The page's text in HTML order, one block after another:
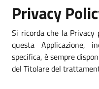
Privacy
Si ricorda che la Privacy
questa Applicazione,
specifica, è sempre
del Titolare del